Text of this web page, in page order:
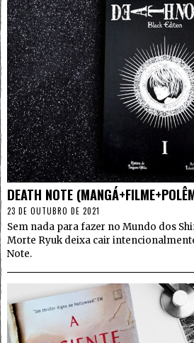
DEATH NOTE
23 DE OUTUBRO DE 2021
Sem nada para fazer no Mundo dos
Morte Ryuk deixa cair
Note.